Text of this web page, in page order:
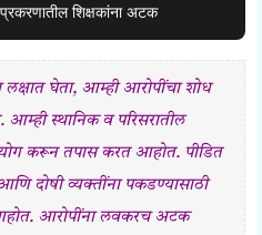
शिक्षकांना अटक
लक्षात घेता, आम्ही आरोपींचा शोध
आम्ही स्थानिक व परिसरातील
करून तपास करत आहोत. पीडित
दोषी व्यक्तींना पकडण्यासाठी
आहोत. आरोपींना लवकरच अटक